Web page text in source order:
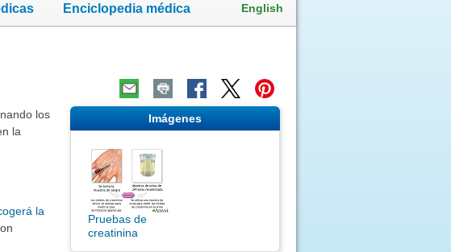
Enciclopedia médica English
los
la
la
Imágenes
Pruebas de
creatinina